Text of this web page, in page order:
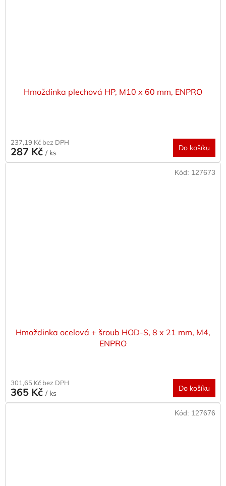
Hmoždinka plechová HP, M10 x 60 mm, ENPRO
237,19 Kč bez DPH
287 Kč / ks
Do košíku
Hmoždinka ocelová + šroub HOD-S, 8 x 21 mm, M4,
ENPRO
301,65 Kč bez DPH
365 Kč / ks
Do košíku
Kód: 127673
Kód: 127676